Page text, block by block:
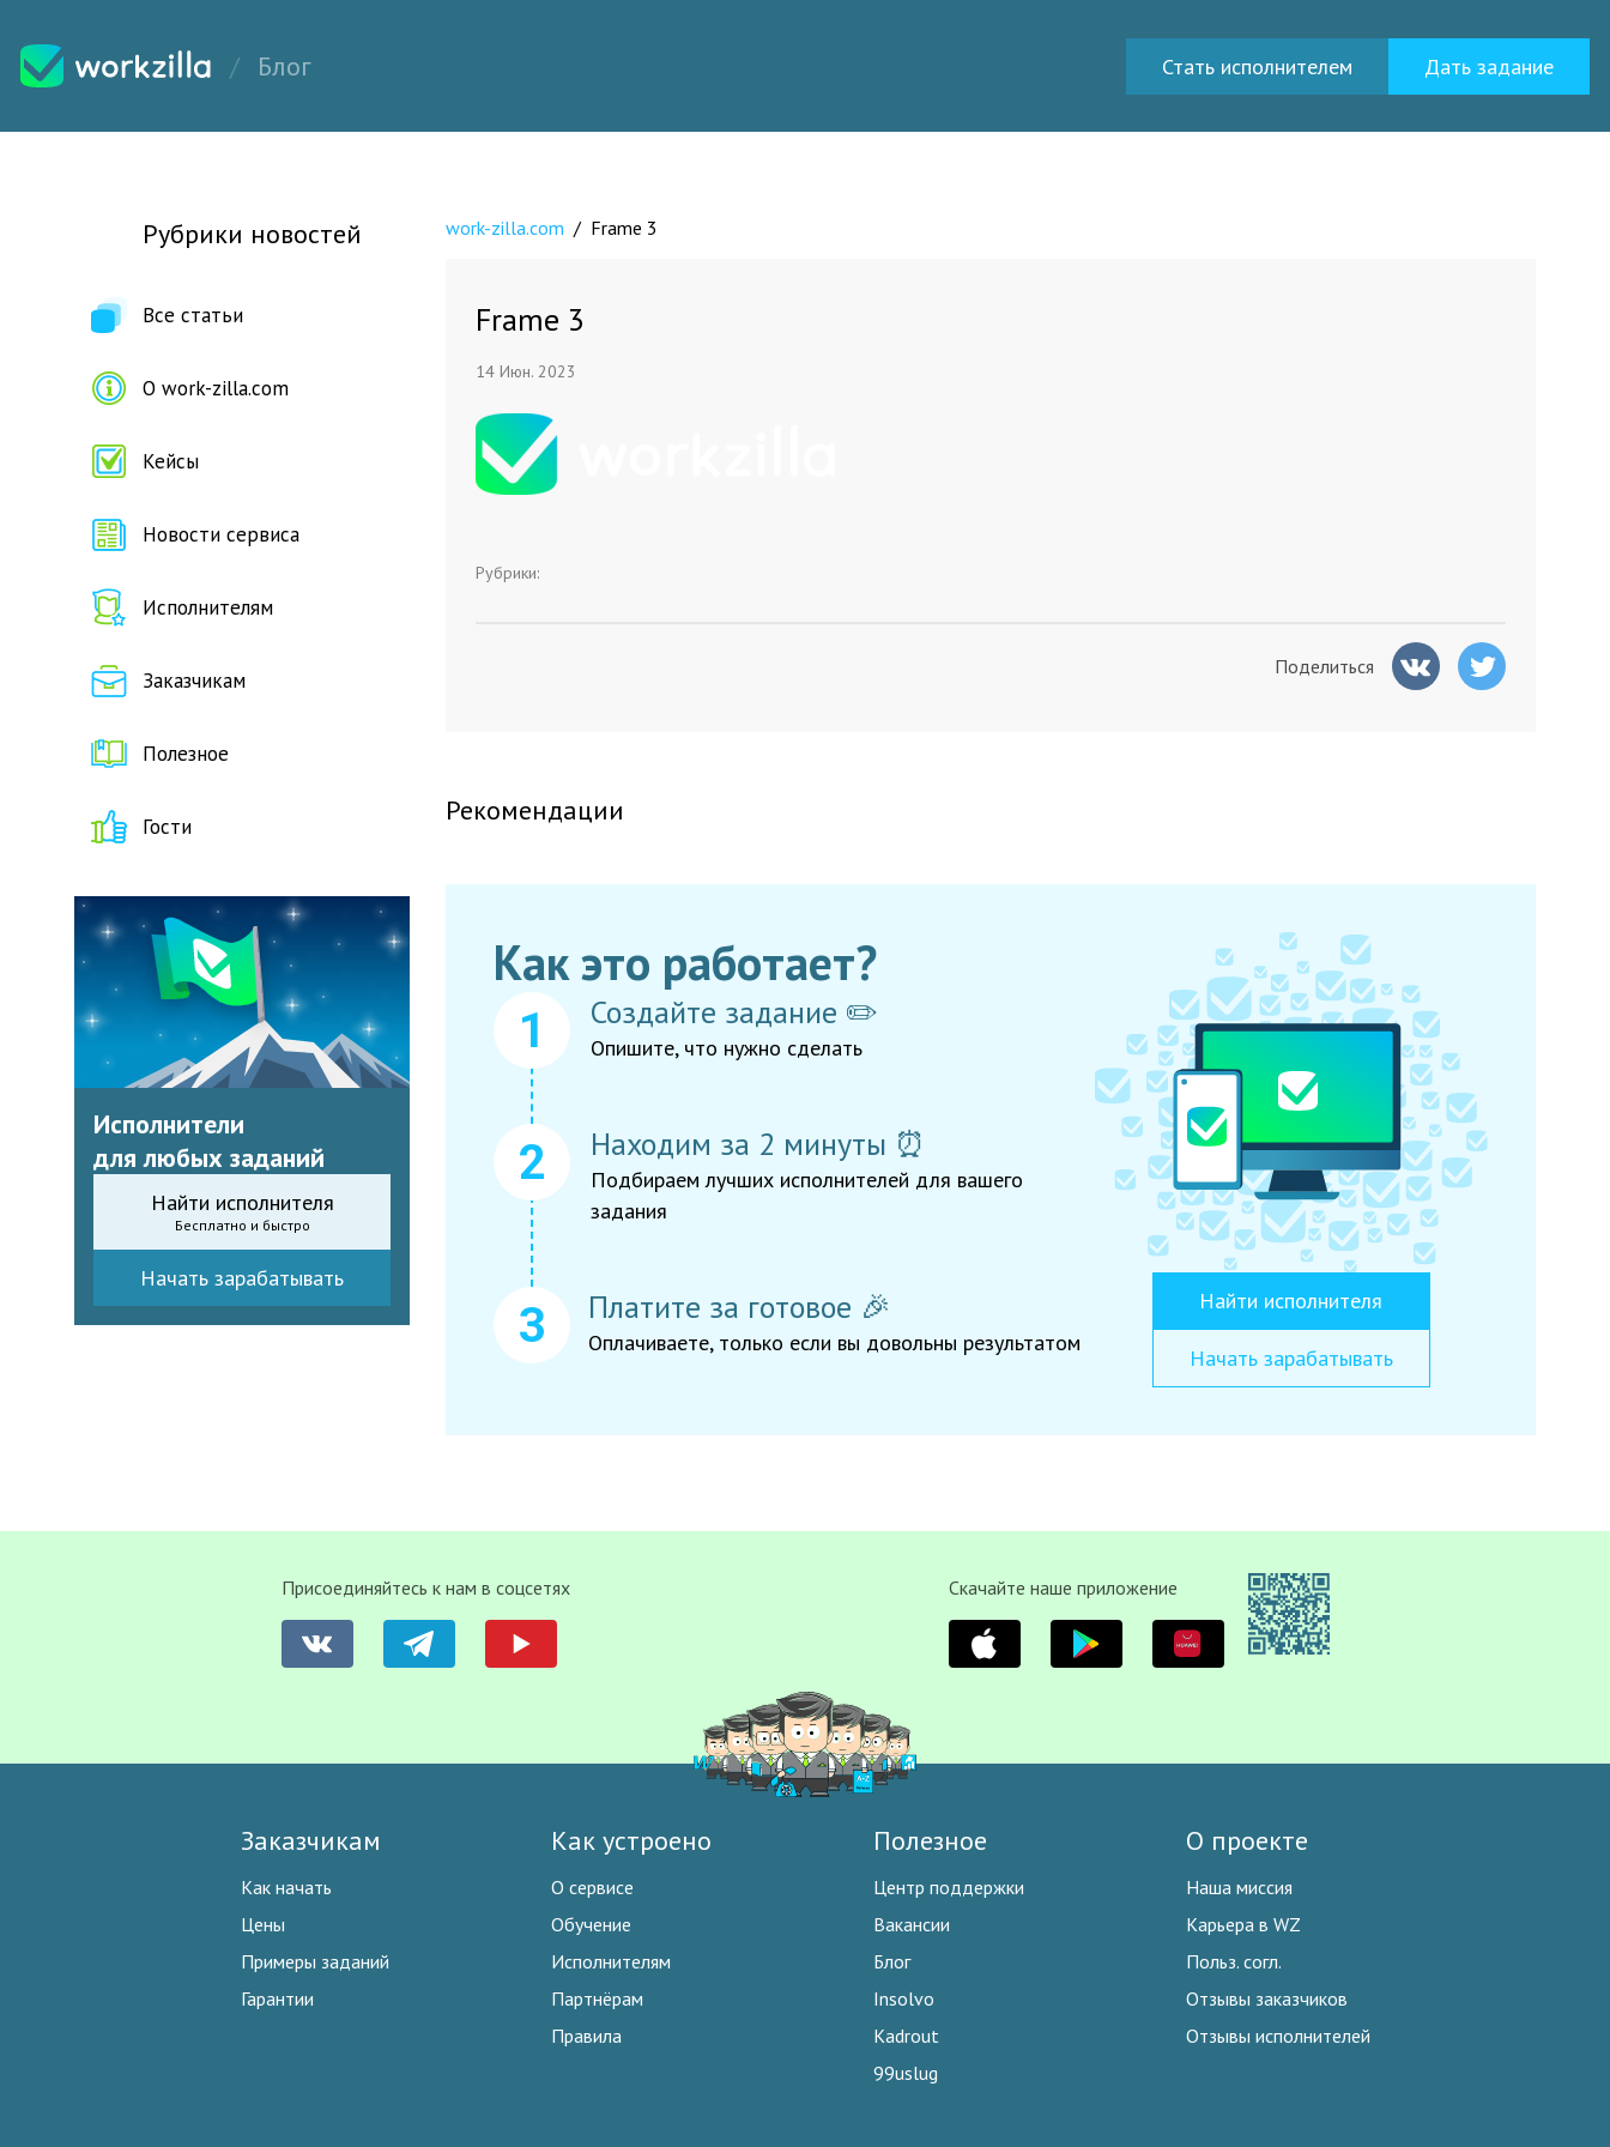
Блог Стать исполнителем Дать задание
Рубрики новостей
Все статьи
О work-zilla.com
Кейсы
Новости сервиса
Исполнителям
Заказчикам
Полезное
Гости
Исполнители
для любых заданий
Найти исполнителя
Бесплатно и быстро
Начать зарабатывать
work-zilla.com / Frame 3
Frame 3
14 Июн. 2023
Рубрики:
Поделиться
Рекомендации
Как это работает?
Создайте задание ✏️
Опишите, что нужно сделать
Находим за 2 минуты ⏰
Подбираем лучших исполнителей для вашего
задания
Платите за готовое 🎉
Оплачиваете, только если вы довольны результатом
Найти исполнителя
Начать зарабатывать
Присоединяйтесь к нам в соцсетях Скачайте наше приложение
Заказчикам
Как начать
Цены
Примеры заданий
Гарантии
Как устроено
О сервисе
Обучение
Исполнителям
Партнёрам
Правила
Полезное
Центр поддержки
Вакансии
Блог
Insolvo
Kadrout
99uslug
О проекте
Наша миссия
Карьера в WZ
Польз. согл.
Отзывы заказчиков
Отзывы исполнителей